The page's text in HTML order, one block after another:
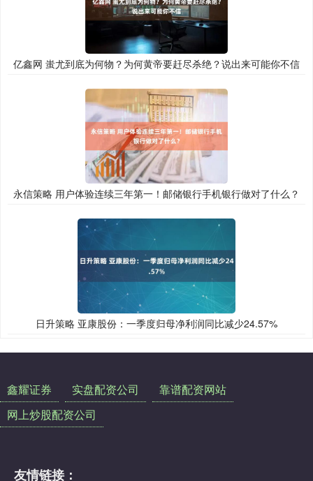
亿鑫网 蚩尤到底为何物？为何黄帝要赶尽杀绝？说出来可能你不信
永信策略 用户体验连续三年第一！邮储银行手机银行做对了什么？
日升策略 亚康股份：一季度归母净利润同比减少24.57%
鑫耀证券 实盘配资公司
靠谱配资网站
网上炒股配资公司
友情链接：